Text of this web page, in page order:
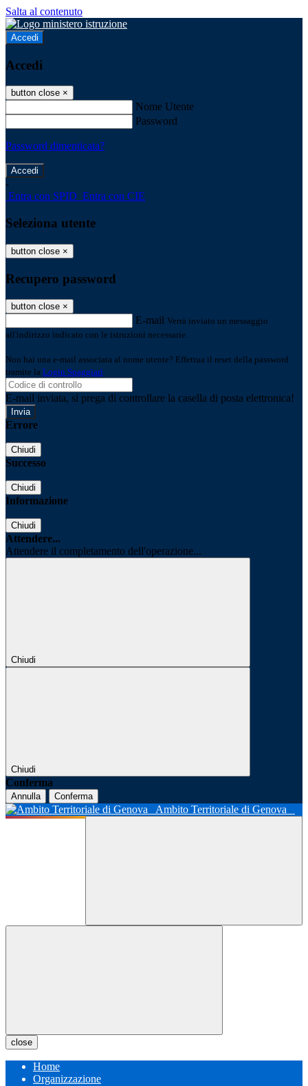
Salta al contenuto
Accedi
Accedi
button close ×
Nome Utente
Password
Password dimenticata?
-
Entra con SPID Entra con CIE
Seleziona utente
button close ×
Recupero password
button close ×
E-mail Verrà inviato un messaggio
all'indirizzo indicato con le istruzioni necessarie.
Non hai una e-mail associata al nome utente? Effettua il reset della password
tramite la Login Spaggiari
E-mail inviata, si prega di controllare la casella di posta elettronica!
Errore
Chiudi
Successo
Chiudi
Informazione
Chiudi
Attendere...
Attendere il completamento dell'operazione...
Chiudi
Chiudi
Conferma
Annulla Conferma
Ambito Territoriale di Genova
close
Home
Organizzazione